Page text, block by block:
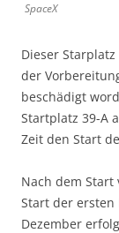
SpaceX
Dieser
der
beschädigt
Startplatz 39-A
Zeit den Start
Nach dem Start
Start der ersten
Dezember